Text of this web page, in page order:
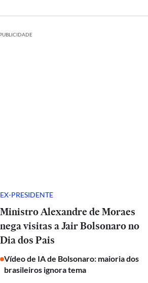
EX-PRESIDENTE
Ministro Alexandre de Moraes
nega visitas a Jair Bolsonaro no
Dia dos Pais
Vídeo de IA de Bolsonaro: maioria dos
brasileiros ignora tema